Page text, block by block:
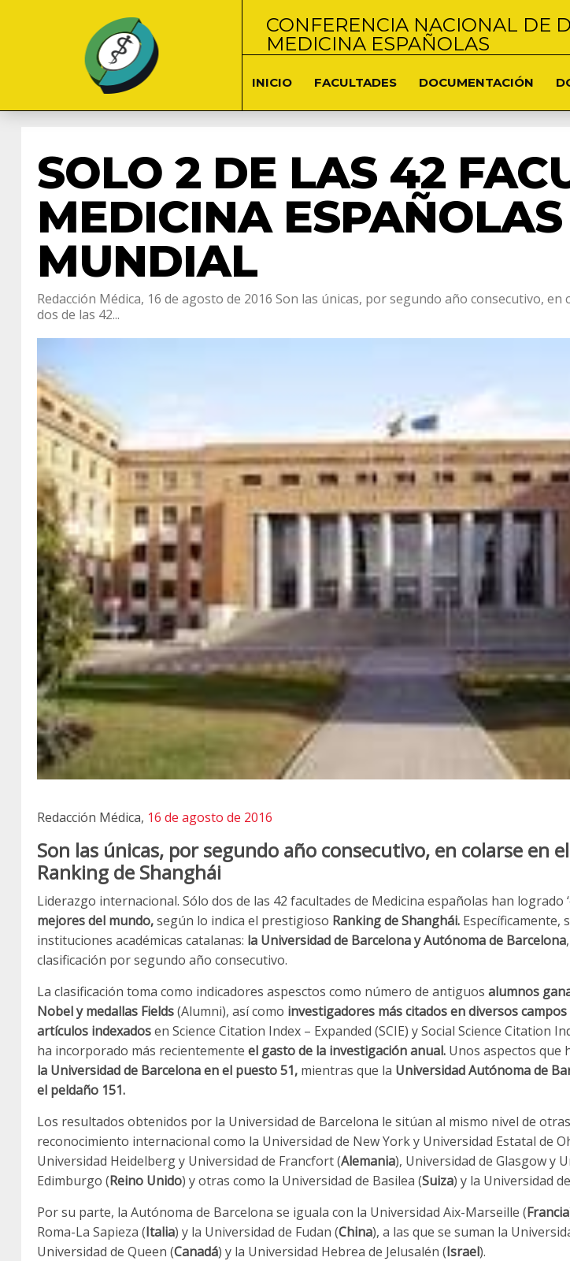
CONFERENCIA NACIONAL DE
MEDICINA ESPAÑOLAS
INICIO FACULTADES DOCUMENTACIÓN
SOLO 2 DE LAS 42
MEDICINA ESPAÑOLAS
MUNDIAL
Redacción Médica, 16 de agosto de 2016 Son las únicas, por segundo año consecutivo,
dos de las 42...
Redacción Médica, 16 de agosto de 2016
Son las únicas, por segundo año consecutivo, en colarse en
Ranking de Shanghái
Liderazgo internacional. Sólo dos de las 42 facultades de Medicina españolas han logrado
mejores del mundo,según lo indica el prestigioso Ranking de Shanghái. Específicamente,
instituciones académicas catalanas: la Universidad de Barcelona y Autónoma de Barcelona
clasificación por segundo año consecutivo.
La clasificación toma como indicadores aspesctos como número de antiguos alumnos
Nobel y medallas Fields(Alumni), así como investigadores más citados en diversos campos
artículos indexadosen Science Citation Index – Expanded (SCIE) y Social Science Citation
ha incorporado más recientemente el gasto de la investigación anual. Unos aspectos que
la Universidad de Barcelona en el puesto 51, mientras que la Universidad Autónoma de
el peldaño 151.
Los resultados obtenidos por la Universidad de Barcelona le sitúan al mismo nivel de
reconocimiento internacional como la Universidad de New York y Universidad Estatal de
Universidad Heidelberg y Universidad de Francfort (Alemania), Universidad de Glasgow y
Edimburgo (Reino Unido) y otras como la Universidad de Basilea (Suiza) y la Universidad
Por su parte, la Autónoma de Barcelona se iguala con la Universidad Aix-Marseille (Francia
Roma-La Sapieza (Italia) y la Universidad de Fudan (China), a las que se suman la
Universidad de Queen (Canadá) y la Universidad Hebrea de Jelusalén (Israel).